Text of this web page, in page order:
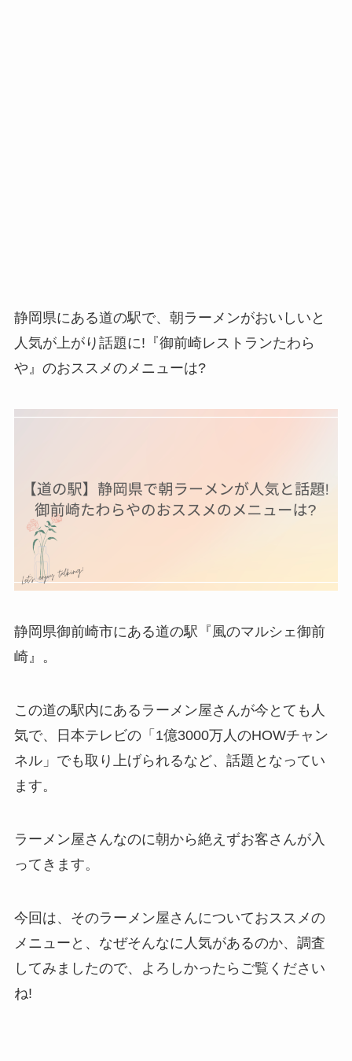
静岡県にある道の駅で、朝ラーメンがおいしいと
人気が上がり話題に!『御前崎レストランたわら
や』のおススメのメニューは?
静岡県御前崎市にある道の駅『風のマルシェ御前
崎』。
この道の駅内にあるラーメン屋さんが今とても人
気で、日本テレビの「1億3000万人のHOWチャン
ネル」でも取り上げられるなど、話題となってい
ます。
ラーメン屋さんなのに朝から絶えずお客さんが入
ってきます。
今回は、そのラーメン屋さんについておススメの
メニューと、なぜそんなに人気があるのか、調査
してみましたので、よろしかったらご覧ください
ね!